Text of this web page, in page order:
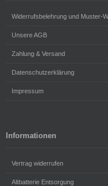
Widerrufsbelehrung und Muster-
Unsere AGB
Zahlung & Versand
Datenschutzerklärung
Impressum
Informationen
Vertrag widerrufen
Altbatterie Entsorgung